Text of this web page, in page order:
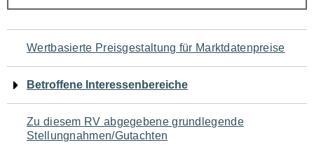
Navigation
für
den
Seiteninhalt
Wertbasierte Preisgestaltung für Marktdatenpreise
Betroffene Interessenbereiche
Zu diesem RV abgegebene grundlegende
Stellungnahmen/Gutachten